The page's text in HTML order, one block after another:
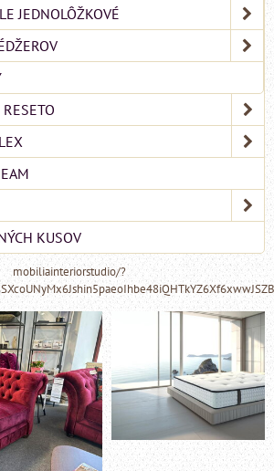
JEDNOLÔŽKOVÉ
KUSOV
mobiliainteriorstudio/?